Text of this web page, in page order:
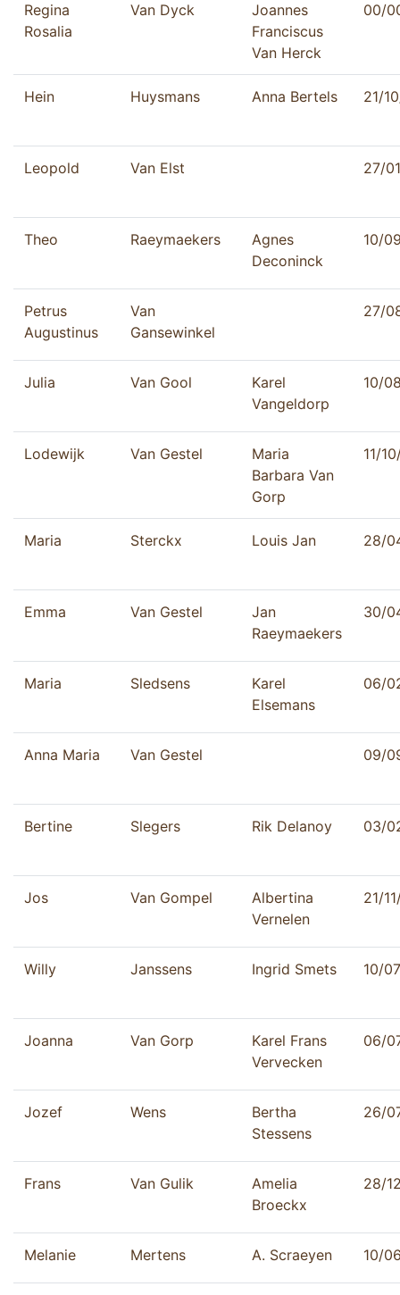
Regina
Rosalia
Van Dyck
Joannes
Franciscus
Van Herck
00/
Hein Huysmans Anna Bertels 21/
Leopold Van Elst 27/
Theo Raeymaekers
Agnes
Deconinck
10/
Petrus
Augustinus
Van
Gansewinkel
27/
Julia Van Gool
Karel
Vangeldorp
10/
Lodewijk Van Gestel
Maria
Barbara Van
Gorp
11/
Maria Sterckx Louis Jan 28/
Emma Van Gestel
Jan
Raeymaekers
30/
Maria Sledsens
Karel
Elsemans
06/
Anna Maria Van Gestel 09/
Bertine Slegers Rik Delanoy 03/
Jos Van Gompel
Albertina
Vernelen
21/
Willy Janssens Ingrid Smets 10/
Joanna Van Gorp
Karel Frans
Vervecken
06/
Jozef Wens
Bertha
Stessens
26/
Frans Van Gulik
Amelia
Broeckx
28/
Melanie Mertens A. Scraeyen 10/